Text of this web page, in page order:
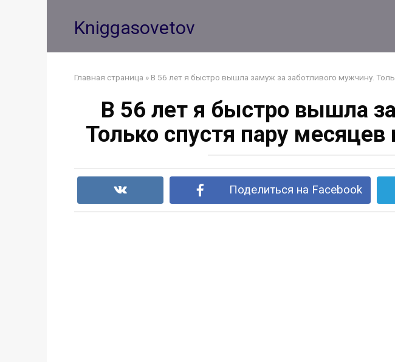
Kniggasovetov
Главная страница » В 56 лет я быстро вышла замуж за заботливого мужчину.
В 56 лет я быстро вышла
Только спустя пару
Поделиться на Facebook